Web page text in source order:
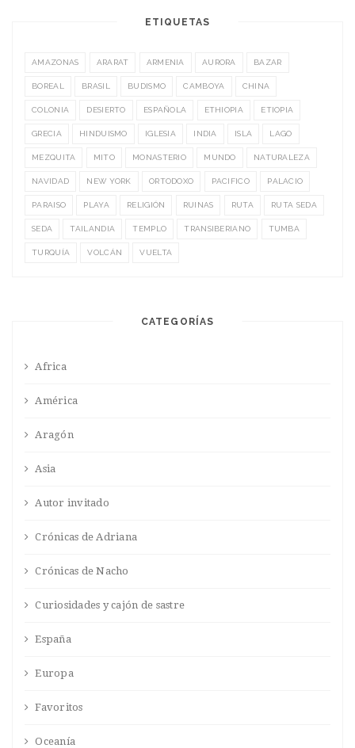
ETIQUETAS
AMAZONAS ARARAT ARMENIA AURORA BAZAR
BOREAL BRASIL BUDISMO CAMBOYA CHINA
COLONIA DESIERTO ESPAÑOLA ETHIOPIA ETIOPIA
GRECIA HINDUISMO IGLESIA INDIA ISLA LAGO
MEZQUITA MITO MONASTERIO MUNDO NATURALEZA
NAVIDAD NEW YORK ORTODOXO PACIFICO PALACIO
PARAISO PLAYA RELIGIÓN RUINAS RUTA RUTA SEDA
SEDA TAILANDIA TEMPLO TRANSIBERIANO TUMBA
TURQUÍA VOLCÁN VUELTA
CATEGORÍAS
Africa
América
Aragón
Asia
Autor invitado
Crónicas de Adriana
Crónicas de Nacho
Curiosidades y cajón de sastre
España
Europa
Favoritos
Oceanía